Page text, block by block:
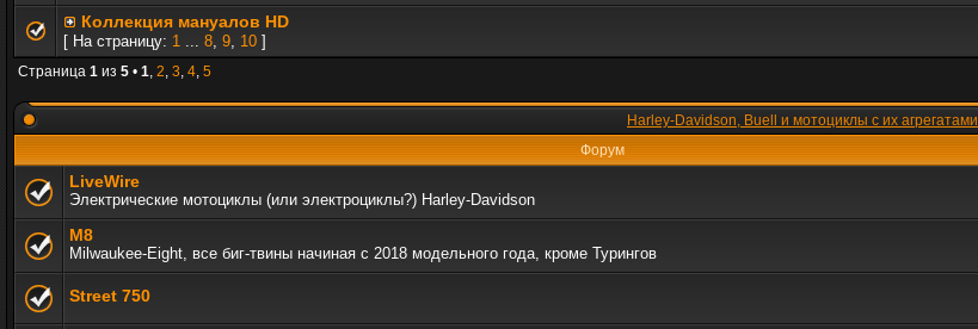
Коллекция мануалов HD
[ На страницу: 1 ... 8, 9, 10 ]
Страница 1 из 5 • 1, 2, 3, 4, 5
Harley-Davidson, Buell и мотоциклы с их агрегатами
Форум
LiveWire
Электрические мотоциклы (или электроциклы?) Harley-Davidson
M8
Milwaukee-Eight, все биг-твины начиная с 2018 модельного года, кроме Турингов
Street 750